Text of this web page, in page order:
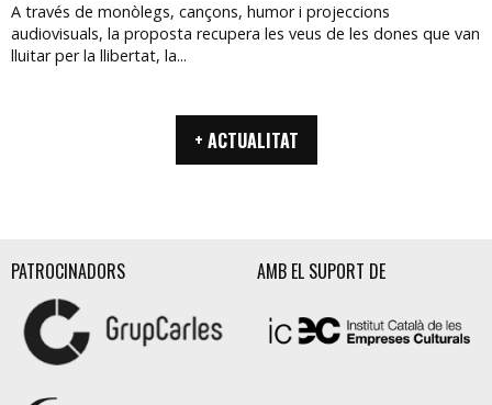
A través de monòlegs, cançons, humor i projeccions
audiovisuals, la proposta recupera les veus de les dones que van
lluitar per la llibertat, la...
+ ACTUALITAT
PATROCINADORS AMB EL SUPORT DE